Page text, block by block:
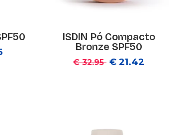
ISDIN Pó Compacto
Bronze SPF50
€ 32.95 € 21.42